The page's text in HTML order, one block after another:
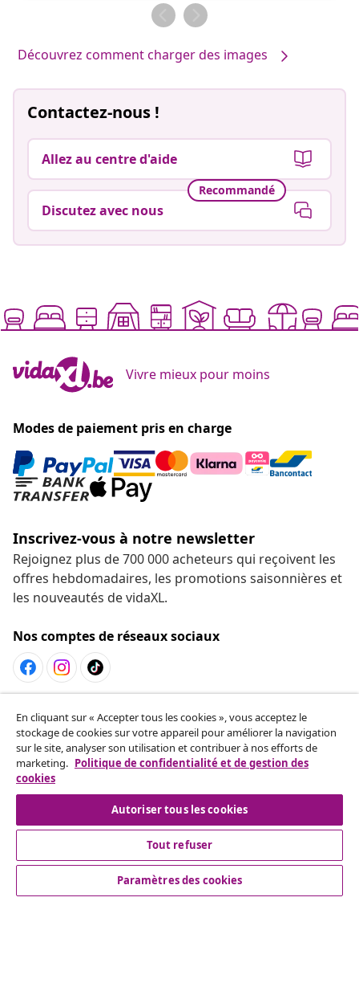
par
Découvrez comment charger des images
Contactez-nous !
Allez au centre d'aide
Recommandé
Discutez avec nous
Vivre mieux pour moins
Modes de paiement pris en charge
Inscrivez-vous à notre newsletter
Rejoignez plus de 700 000 acheteurs qui reçoivent les
offres hebdomadaires, les promotions saisonnières et
les nouveautés de vidaXL.
Nos comptes de réseaux sociaux
Résilier le contrat
Envoyez une demande de rétractation concernant
votre commande.
Résilier le contrat
Service Clients
En cliquant sur « Accepter tous les cookies », vous acceptez le
stockage de cookies sur votre appareil pour améliorer la navigation
sur le site, analyser son utilisation et contribuer à nos efforts de
marketing. Politique de confidentialité et de gestion des
cookies
Autoriser tous les cookies
Tout refuser
Paramètres des cookies